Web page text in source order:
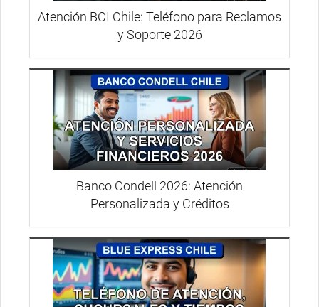
Atención BCI Chile: Teléfono para Reclamos
y Soporte 2026
Banco Condell 2026: Atención
Personalizada y Créditos